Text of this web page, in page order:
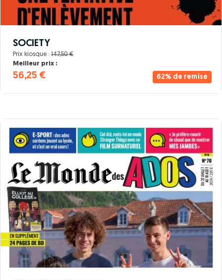
62% de remise
SOCIETY
Prix kiosque : 147,50 €
Meilleur prix :
56,25 €